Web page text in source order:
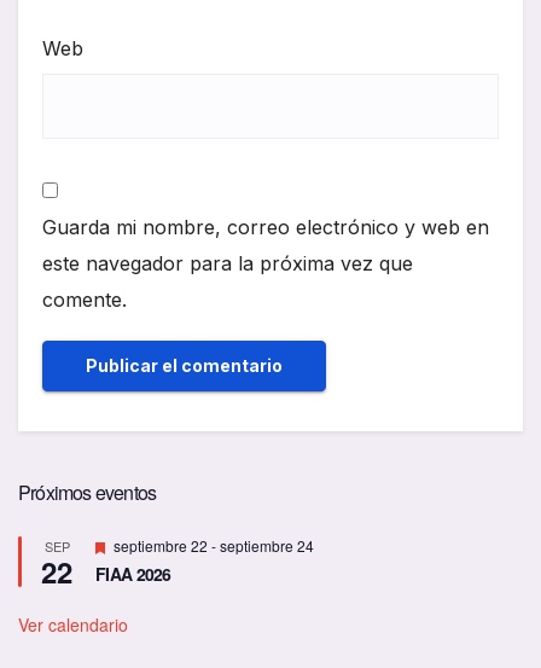
Web
Guarda mi nombre, correo electrónico y web en
este navegador para la próxima vez que
comente.
Próximos eventos
SEP
22
D
e
s
a
septiembre 22 -septiembre 24
FIAA 2026
Ver calendario